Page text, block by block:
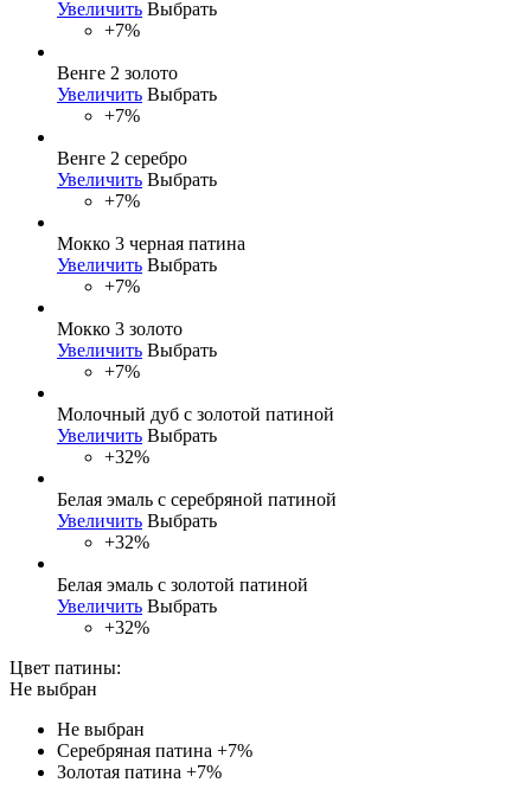
Увеличить Выбрать
+7%
Венге 2 золото
Увеличить Выбрать
+7%
Венге 2 серебро
Увеличить Выбрать
+7%
Мокко 3 черная патина
Увеличить Выбрать
+7%
Мокко 3 золото
Увеличить Выбрать
+7%
Молочный дуб с золотой патиной
Увеличить Выбрать
+32%
Белая эмаль с серебряной патиной
Увеличить Выбрать
+32%
Белая эмаль с золотой патиной
Увеличить Выбрать
+32%
Цвет патины:
Не выбран
Не выбран
Серебряная патина +7%
Золотая патина +7%